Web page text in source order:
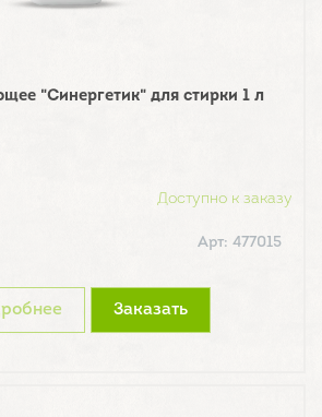
"Синергетик" для стирки 1 л
Доступно к заказу
Арт: 477015
Заказать